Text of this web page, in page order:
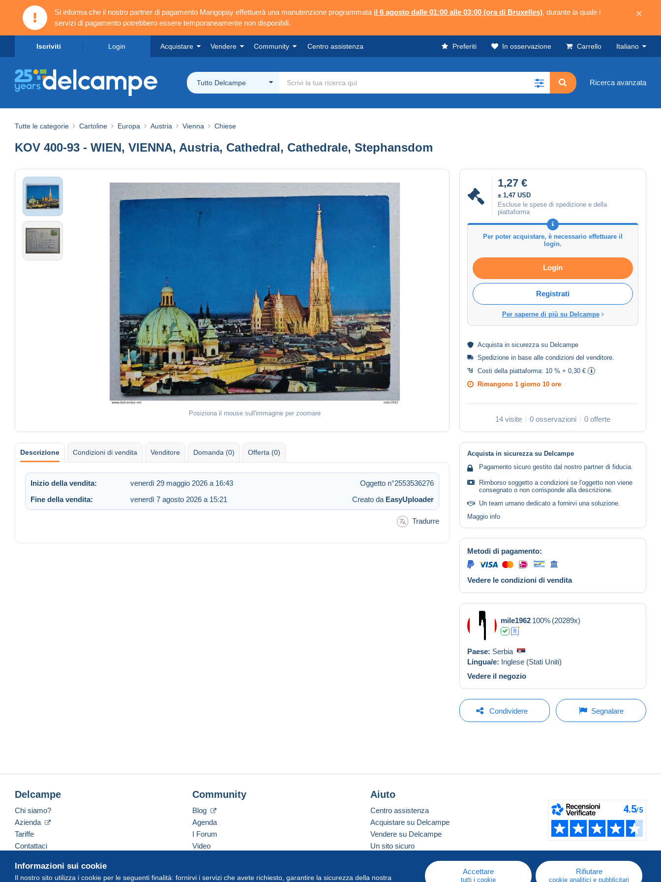
Si informa che il nostro partner di pagamento Mangopay effettuerà una manutenzione programmata il 6 agosto dalle 01:00 alle 03:00 (ora di Bruxelles), durante la quale i
servizi di pagamento potrebbero essere temporaneamente non disponibili.
×
Iscriviti Login Acquistare Vendere Community Centro assistenza Preferiti In osservazione Carrello Italiano
Tutto Delcampe Ricerca avanzata
Tutte le categorie Cartoline Europa Austria Vienna Chiese
KOV 400-93 - WIEN, VIENNA, Austria, Cathedral, Cathedrale, Stephansdom
Posiziona il mouse sull'immagine per zoomare
1,27 €
± 1,47 USD
Escluse le spese di spedizione e della
piattaforma
Per poter acquistare, è necessario effettuare il
login.
Login
Registrati
Per saperne di più su Delcampe
Acquista in sicurezza su Delcampe
Spedizione in base alle condizioni del venditore
Costi della piattaforma: 10 % + 0,30 €
Rimangono 1 giorno 10 ore
14 visite 0 osservazioni 0 offerte
Descrizione Condizioni di vendita Venditore Domanda (0) Offerta (0)
Inizio della vendita: venerdì 29 maggio 2026 a 16:43
Oggetto n°2553536276
Fine della vendita:
venerdì 7 agosto 2026 a 15:21 Creato da EasyUploader
Tradurre
Acquista in sicurezza su Delcampe
Pagamento sicuro gestito dal nostro partner di fiducia.
Rimborso soggetto a condizioni se l'oggetto non viene
consegnato o non corrisponde alla descrizione.
Un team umano dedicato a fornirvi una soluzione.
Maggio info
Metodi di pagamento:
Vedere le condizioni di vendita
mile1962 100% (20289x)
Paese: Serbia
Lingua/e: Inglese (Stati Uniti)
Vedere il negozio
Condividere Segnalare
Informazioni sui cookie
Il nostro sito utilizza i cookie per le seguenti finalità: fornirvi i servizi che avete richiesto, garantire la sicurezza della nostra
Accettare
tutti i cookie
Rifiutare
cookie analitici e pubblicitari
Delcampe
Chi siamo?
Azienda
Tariffe
Contattaci
Community
Blog
Agenda
I Forum
Video
Aiuto
Centro assistenza
Acquistare su Delcampe
Vendere su Delcampe
Un sito sicuro